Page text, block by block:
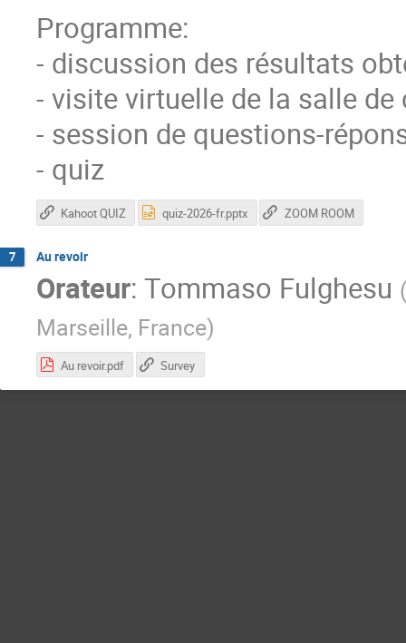
Programme:
- discussion des résultats
- visite virtuelle de la salle de
- session de questions-
- quiz
Kahoot QUIZ quiz-2026-fr.pptx ZOOM ROOM
7 Au revoir
Orateur: Tommaso Fulghesu
Marseille, France)
Au revoir.pdf Survey